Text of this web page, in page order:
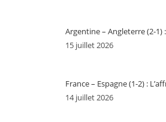
Argentine – Angleterre (2-1)
15 juillet 2026
France – Espagne (1-2) :
14 juillet 2026